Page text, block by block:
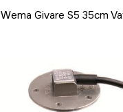
Wema Givare S5 35cm